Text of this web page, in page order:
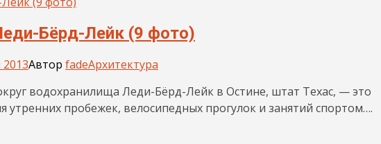
Бёрд-Лейк (9 фото)
2013Автор fadeАрхитектура
водохранилища Леди-Бёрд-Лейк в Остине, штат Техас, — это
утренних пробежек, велосипедных прогулок и занятий спортом….